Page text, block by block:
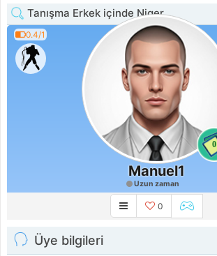
Tanışma Erkek içinde Niger
0.4/1
0
Manuel1
Uzun zaman
0
Üye bilgileri